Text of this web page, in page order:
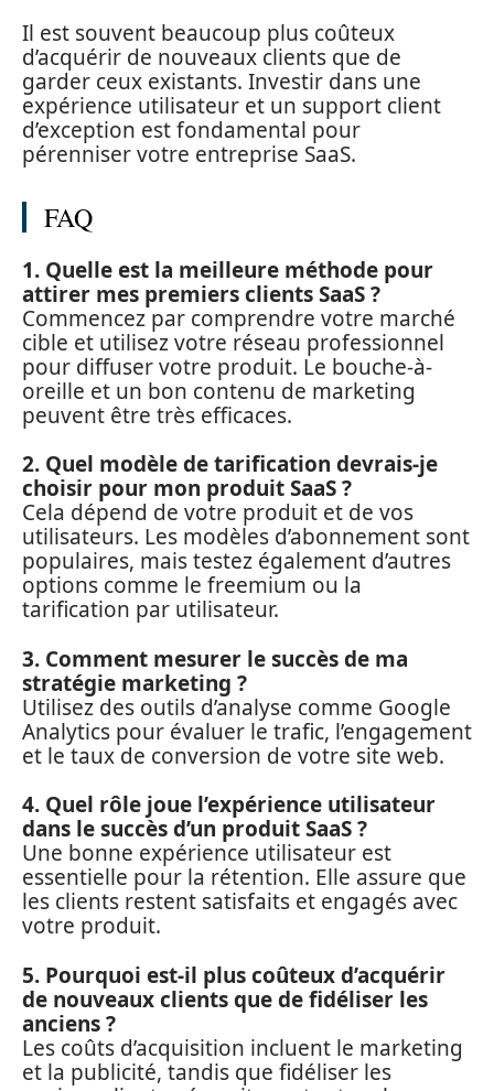
Il est souvent beaucoup plus coûteux
d’acquérir de nouveaux clients que de
garder ceux existants. Investir dans une
expérience utilisateur et un support client
d’exception est fondamental pour
pérenniser votre entreprise SaaS.
FAQ
1. Quelle est la meilleure méthode pour
attirer mes premiers clients SaaS ?
Commencez par comprendre votre marché
cible et utilisez votre réseau professionnel
pour diffuser votre produit. Le bouche-à-
oreille et un bon contenu de marketing
peuvent être très efficaces.
2. Quel modèle de tarification devrais-je
choisir pour mon produit SaaS ?
Cela dépend de votre produit et de vos
utilisateurs. Les modèles d’abonnement sont
populaires, mais testez également d’autres
options comme le freemium ou la
tarification par utilisateur.
3. Comment mesurer le succès de ma
stratégie marketing ?
Utilisez des outils d’analyse comme Google
Analytics pour évaluer le trafic, l’engagement
et le taux de conversion de votre site web.
4. Quel rôle joue l’expérience utilisateur
dans le succès d’un produit SaaS ?
Une bonne expérience utilisateur est
essentielle pour la rétention. Elle assure que
les clients restent satisfaits et engagés avec
votre produit.
5. Pourquoi est-il plus coûteux d’acquérir
de nouveaux clients que de fidéliser les
anciens ?
Les coûts d’acquisition incluent le marketing
et la publicité, tandis que fidéliser les